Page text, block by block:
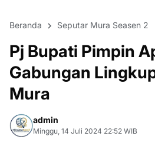
Beranda Seputar Mura Seasen 2
Pj Bupati Pimpin
Gabungan
Mura
admin
Minggu, 14 Juli 2024 22:52 WIB